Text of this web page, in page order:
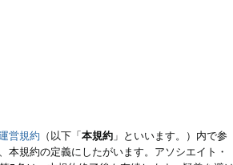
営規約 （以下「本規約 」といいます。）内で参
規約の定義にしたがいます。アソシエイト・